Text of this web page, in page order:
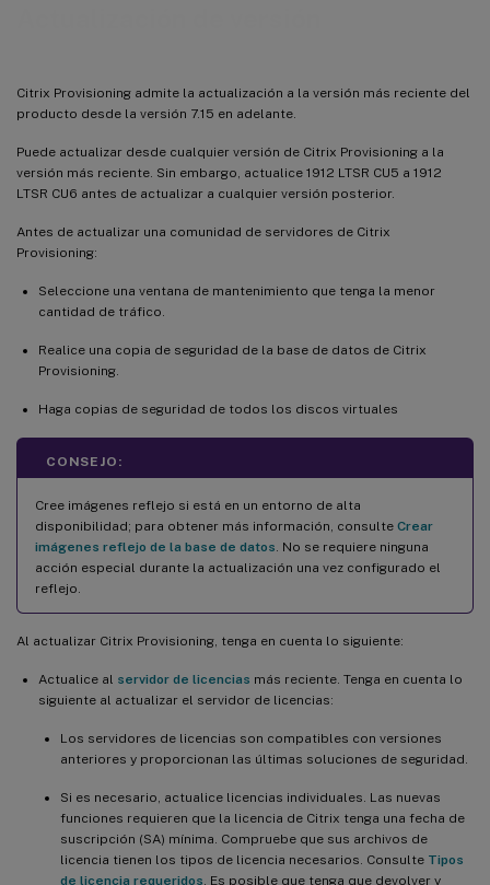
Citrix Provisioning admite la actualización a la versión más reciente del
producto desde la versión 7.15 en adelante.
Puede actualizar desde cualquier versión de Citrix Provisioning a la
versión más reciente. Sin embargo, actualice 1912 LTSR CU5 a 1912
LTSR CU6 antes de actualizar a cualquier versión posterior.
Antes de actualizar una comunidad de servidores de Citrix
Provisioning:
Seleccione una ventana de mantenimiento que tenga la menor
cantidad de tráfico.
Realice una copia de seguridad de la base de datos de Citrix
Provisioning.
Haga copias de seguridad de todos los discos virtuales
CONSEJO:
Cree imágenes reflejo si está en un entorno de alta
disponibilidad; para obtener más información, consulte Crear
imágenes reflejo de la base de datos . No se requiere ninguna
acción especial durante la actualización una vez configurado el
reflejo.
Al actualizar Citrix Provisioning, tenga en cuenta lo siguiente:
Actualice al servidor de licencias más reciente. Tenga en cuenta lo
siguiente al actualizar el servidor de licencias:
Los servidores de licencias son compatibles con versiones
anteriores y proporcionan las últimas soluciones de seguridad.
Si es necesario, actualice licencias individuales. Las nuevas
funciones requieren que la licencia de Citrix tenga una fecha de
suscripción (SA) mínima. Compruebe que sus archivos de
licencia tienen los tipos de licencia necesarios. Consulte Tipos
de licencia requeridos . Es posible que tenga que devolver y